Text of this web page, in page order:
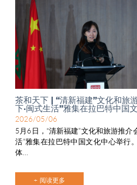
茶和天下 | “清新福建”文化和旅
下·闽式生活”雅集在拉巴特中国
2026/05/06
5月6日，“清新福建”文化和旅游推介
活”雅集在拉巴特中国文化中心举行
体...
+ 阅读更多